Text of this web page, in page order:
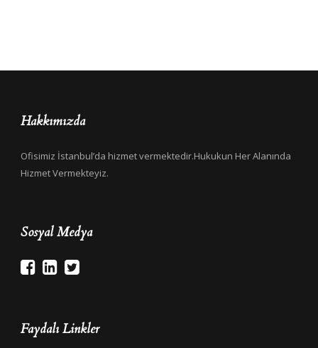
Hakkımızda
Ofisimiz İstanbul’da hizmet vermektedir.Hukukun Her Alanında
Hizmet Vermekteyiz.
Sosyal Medya
Faydalı Linkler